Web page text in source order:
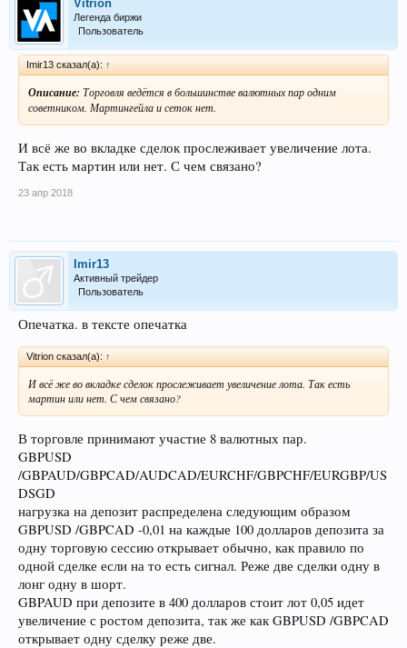
Vitrion
Легенда биржи
Пользователь
Imir13 сказал(а): ↑
Описание: Торговля ведётся в большинстве валютных пар одним
советником. Мартингейла и сеток нет.
И всё же во вкладке сделок прослеживает увеличение лота.
Так есть мартин или нет. С чем связано?
23 апр 2018
Imir13
Активный трейдер
Пользователь
Опечатка. в тексте опечатка
Vitrion сказал(а): ↑
И всё же во вкладке сделок прослеживает увеличение лота. Так есть
мартин или нет. С чем связано?
В торговле принимают участие 8 валютных пар.
GBPUSD
/GBPAUD/GBPCAD/AUDCAD/EURCHF/GBPCHF/EURGBP/US
DSGD
нагрузка на депозит распределена следующим образом
GBPUSD /GBPCAD -0,01 на каждые 100 долларов депозита за
одну торговую сессию открывает обычно, как правило по
одной сделке если на то есть сигнал. Реже две сделки одну в
лонг одну в шорт.
GBPAUD при депозите в 400 долларов стоит лот 0,05 идет
увеличение с ростом депозита, так же как GBPUSD /GBPCAD
открывает одну сделку реже две.